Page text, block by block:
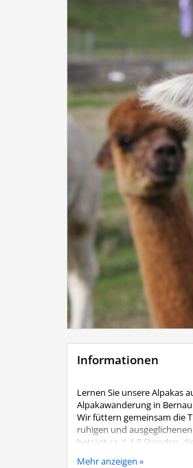
Informationen
Lernen Sie unsere Alpakas
Alpakawanderung in
Wir füttern gemeinsam die
ruhigen und
beträgt ca. 1-1,5 Stunden,
Kosten:
Mehr anzeigen »